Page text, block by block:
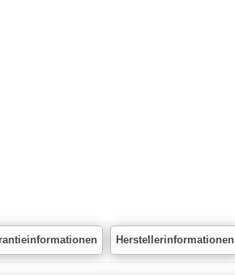
Herstellerinformationen